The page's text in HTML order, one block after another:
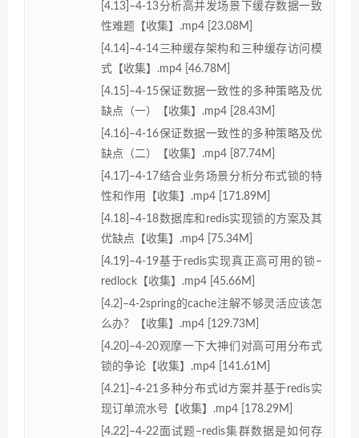
[4.13]–4-13分析高并发场景下缓存数据一致
性难题【收集】.mp4 [23.08M]
[4.14]–4-14三种缓存架构和三种缓存访问模
式【收集】.mp4 [46.78M]
[4.15]–4-15保证数据一致性的多种策略及优
缺点（一）【收集】.mp4 [28.43M]
[4.16]–4-16保证数据一致性的多种策略及优
缺点（二）【收集】.mp4 [87.74M]
[4.17]–4-17结合业务场景分析分布式锁的特
性和作用【收集】.mp4 [171.89M]
[4.18]–4-18数据库和redis实现锁的方案及其
优缺点【收集】.mp4 [75.34M]
[4.19]–4-19基于redis实现真正高可用的锁–
redlock【收集】.mp4 [45.66M]
[4.2]–4-2spring的cache注解不够灵活应该怎
么办？【收集】.mp4 [129.73M]
[4.20]–4-20观摩一下大神们对高可用分布式
锁的争论【收集】.mp4 [141.61M]
[4.21]–4-21多种分布式id方案并基于redis实
现订单流水号【收集】.mp4 [178.29M]
[4.22]–4-22面试题–redis集群数据是如何存